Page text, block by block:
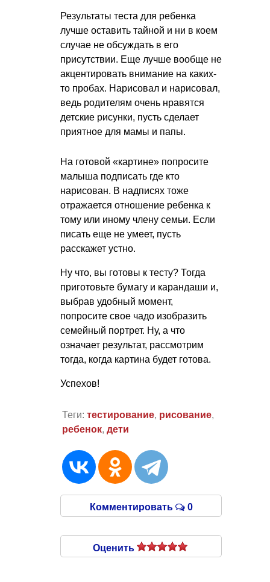
Результаты теста для ребенка
лучше оставить тайной и ни в коем
случае не обсуждать в его
присутствии. Еще лучше вообще не
акцентировать внимание на каких-
то пробах. Нарисовал и нарисовал,
ведь родителям очень нравятся
детские рисунки, пусть сделает
приятное для мамы и папы.
На готовой «картине» попросите
малыша подписать где кто
нарисован. В надписях тоже
отражается отношение ребенка к
тому или иному члену семьи. Если
писать еще не умеет, пусть
расскажет устно.
Ну что, вы готовы к тесту? Тогда
приготовьте бумагу и карандаши и,
выбрав удобный момент,
попросите свое чадо изобразить
семейный портрет. Ну, а что
означает результат, рассмотрим
тогда, когда картина будет готова.
Успехов!
Теги: тестирование, рисование,
ребенок, дети
Комментировать 0
Оценить